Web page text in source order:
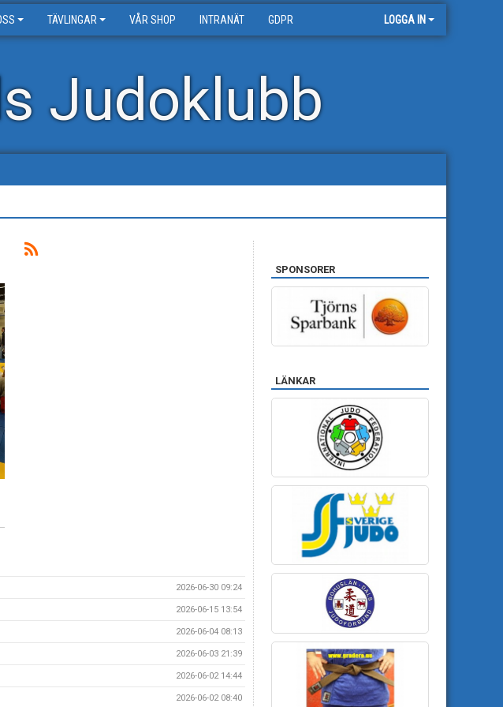
TÄVLINGAR VÅR SHOP INTRANÄT GDPR LOGGA IN
Judoklubb
2026-06-30 09:24
2026-06-15 13:54
2026-06-04 08:13
2026-06-03 21:39
2026-06-02 14:44
2026-06-02 08:40
SPONSORER
LÄNKAR